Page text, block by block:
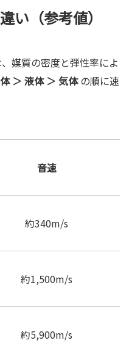
い（参考値）
媒質の密度と弾性率によ
＞ 液体 ＞ 気体の順に速
音速
約340m/s
約1,500m/s
約5,900m/s